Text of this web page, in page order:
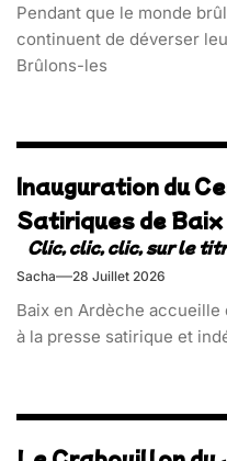
Pendant que le monde
continuent de déverser
Brûlons-les
Inauguration du
Satiriques de
Sacha 28 Juillet 2026
Baix en Ardèche
à la presse satirique et